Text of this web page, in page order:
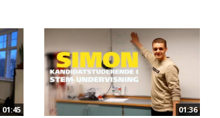
01:45 01:36